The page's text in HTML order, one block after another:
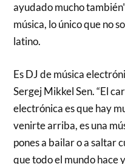
ayudado mucho
música, lo único que no
latino.
Es DJ de música
Sergej Mikkel Sen. “El
electrónica es que hay
venirte arriba, es una
pones a bailar o a saltar
que todo el mundo hace